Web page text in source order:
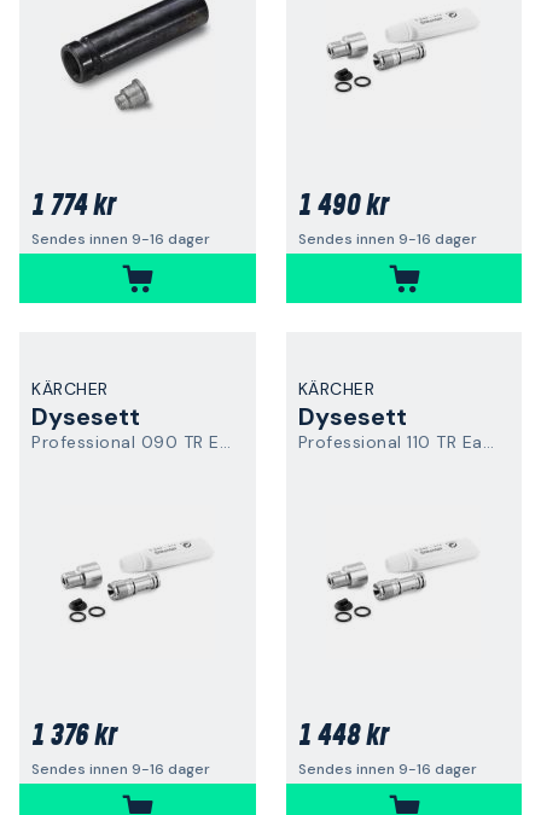
1 774 kr
Sendes innen 9-16 dager
1 490 kr
Sendes innen 9-16 dager
KÄRCHER
Dysesett
Professional 090 TR Easy Force
1 376 kr
Sendes innen 9-16 dager
KÄRCHER
Dysesett
Professional 110 TR Easy Force
1 448 kr
Sendes innen 9-16 dager